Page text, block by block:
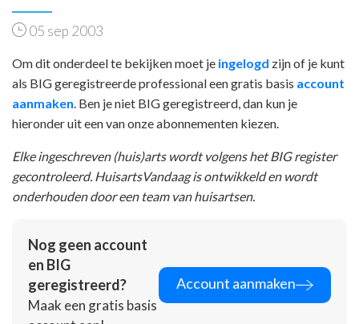
05 sep 2003
Om dit onderdeel te bekijken moet je ingelogd zijn of je kunt
als BIG geregistreerde professional een gratis basis account
aanmaken . Ben je niet BIG geregistreerd, dan kun je
hieronder uit een van onze abonnementen kiezen.
Elke ingeschreven (huis)arts wordt volgens het BIG register
gecontroleerd. HuisartsVandaag is ontwikkeld en wordt
onderhouden door een team van huisartsen.
Nog geen account
en BIG
geregistreerd?
Maak een gratis basis
Account aanmaken